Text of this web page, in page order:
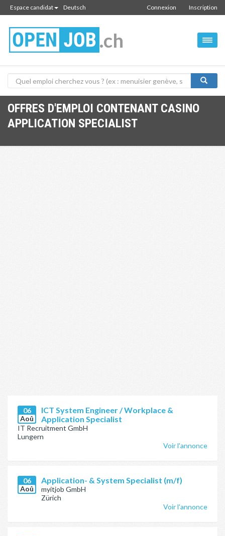
Espace candidat Deutsch Inscription
Connexion
.ch
OFFRES D'EMPLOI CONTENANT CASINO
APPLICATION SPECIALIST
06
Aoû
ICT System Engineer / Workplace &
Application Specialist
IT Recruitment GmbH
Lungern
Voir l'annonce
06
Aoû
Application- & System Specialist (m/f)
myitjob GmbH
Zürich
Voir l'annonce